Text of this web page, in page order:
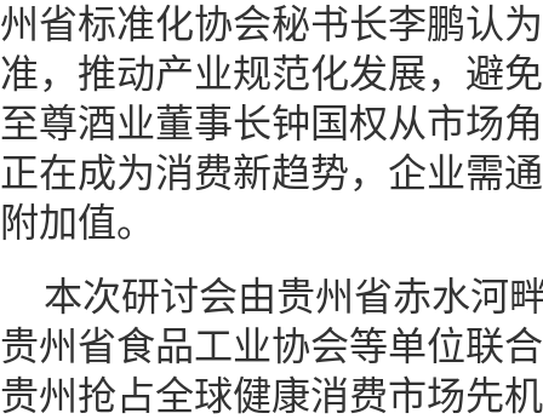
州省标准化协会秘书长李鹏认
准，推动产业规范化发展，避
至尊酒业董事长钟国权从市场
正在成为消费新趋势，企业需
附加值。
本次研讨会由贵州省赤水河
贵州省食品工业协会等单位联
贵州抢占全球健康消费市场先